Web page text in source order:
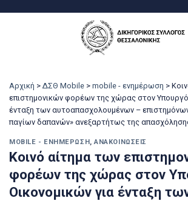
Αρχική > ΔΣΘ Mobile > mobile - ενημέρωση >
επιστημονικών φορέων της χώρας στον
ένταξη των αυτοαπασχολουμένων –
παγίων δαπανών» ανεξαρτήτως της
MOBILE - ΕΝΗΜΈΡΩΣΗ,ΑΝΑΚΟΙΝΏΣΕΙΣ
Κοινό αίτημα των
φορέων της χώρας στον
Οικονομικών για ένταξη